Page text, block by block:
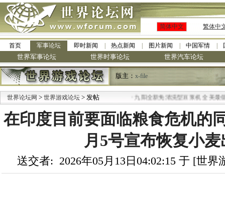
简体中文 繁体中
首页 军事论坛 即时新闻 热点新闻 图片新闻 中国军情
世界军事论坛 世界时事论坛 世界汽车论坛
版主： x-file
世界论坛网 > 世界游戏论坛 > 发帖 九阳全新免清洗型豆浆机 全美最低
在印度目前要面临粮食危机的
月5号宣布恢复小麦
送交者: 2026年05月13日04:02:15 于 [世